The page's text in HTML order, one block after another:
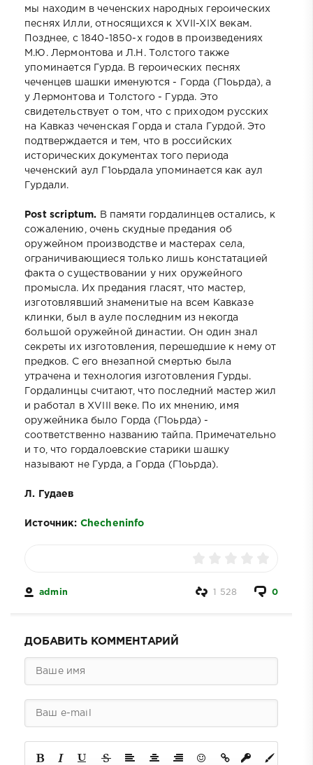
мы находим в чеченских народных героических
песнях Илли, относящихся к XVII-XIX векам.
Позднее, с 1840-1850-х годов в произведениях
М.Ю. Лермонтова и Л.Н. Толстого также
упоминается Гурда. В героических песнях
чеченцев шашки именуются - Горда (Г1оьрда), а
у Лермонтова и Толстого - Гурда. Это
свидетельствует о том, что с приходом русских
на Кавказ чеченская Горда и стала Гурдой. Это
подтверждается и тем, что в российских
исторических документах того периода
чеченский аул Г1оьрдала упоминается как аул
Гурдали.
Post scriptum. В памяти гордалинцев остались, к
сожалению, очень скудные предания об
оружейном производстве и мастерах села,
ограничивающиеся только лишь констатацией
факта о существовании у них оружейного
промысла. Их предания гласят, что мастер,
изготовлявший знаменитые на всем Кавказе
клинки, был в ауле последним из некогда
большой оружейной династии. Он один знал
секреты их изготовления, перешедшие к нему от
предков. С его внезапной смертью была
утрачена и технология изготовления Гурды.
Гордалинцы считают, что последний мастер жил
и работал в XVIII веке. По их мнению, имя
оружейника было Горда (Г1оьрда) -
соответственно названию тайпа. Примечательно
и то, что гордалоевские старики шашку
называют не Гурда, а Горда (Г1оьрда).
Л. Гудаев
Источник: Checheninfo
admin 0
1 528
ДОБАВИТЬ КОММЕНТАРИЙ